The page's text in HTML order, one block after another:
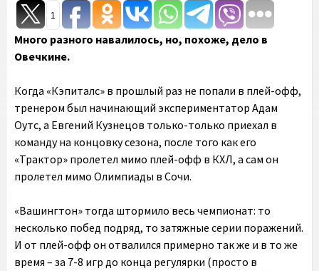
1
Много разного навалилось, но, похоже, дело в
Овечкине.
Когда «Кэпиталс» в прошлый раз не попали в плей-офф,
тренером был начинающий экспериментатор Адам
Оутс, а Евгений Кузнецов только-только приехал в
команду на концовку сезона, после того как его
«Трактор» пролетел мимо плей-офф в КХЛ, а сам он
пролетел мимо Олимпиады в Сочи.
«Вашингтон» тогда штормило весь чемпионат: то
несколько побед подряд, то затяжные серии поражений.
И от плей-офф он отвалился примерно так же и в то же
время – за 7-8 игр до конца регулярки (просто в